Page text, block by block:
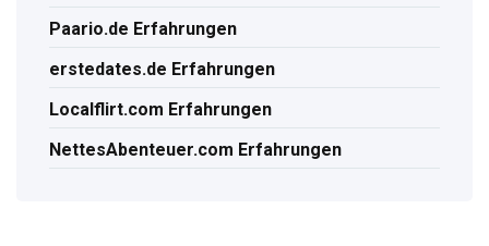
Paario.de Erfahrungen
erstedates.de Erfahrungen
Localflirt.com Erfahrungen
NettesAbenteuer.com Erfahrungen